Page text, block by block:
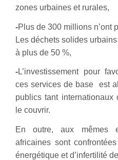
zones urbaines et rurales,
-P lus de 300 millions n’ont
Les déchets solides
à plus de 50 %,
-L’investissement pour
ces services de base est
publics tant
le couvrir.
En outre, aux mêmes
africaines sont
énergétique et d’infertilité